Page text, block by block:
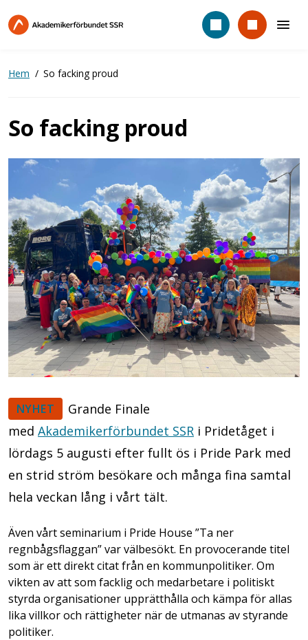
till
Hem So facking proud
So facking proud
NYHET
Grande Finale
med Akademikerförbundet SSR i Pridetåget i
lördags 5 augusti efter fullt ös i Pride Park med
en strid ström besökare och många fina samtal
hela veckan lång i vårt tält.
Även vårt seminarium i Pride House ”Ta ner
regnbågsflaggan” var välbesökt. En provocerande titel
som är ett direkt citat från en kommunpolitiker. Om
vikten av att som facklig och medarbetare i politiskt
styrda organisationer upprätthålla och kämpa för allas
lika villkor och rättigheter när de utmanas av styrande
politiker.